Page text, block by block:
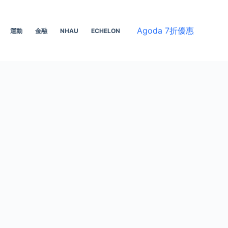
運動 金融 NHAU ECHELON Agoda 7折優惠